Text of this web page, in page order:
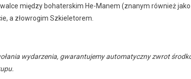
między bohaterskim He-Manem (znanym również
a złowrogim Szkieletorem.
wydarzenia, gwarantujemy automatyczny zwrot